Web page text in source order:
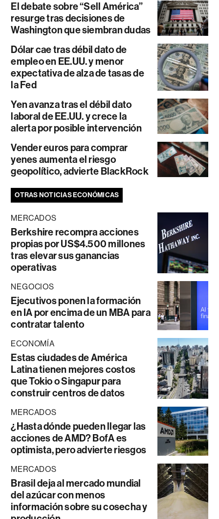
El debate sobre “Sell América”
resurge tras decisiones de
Washington que siembran dudas
Dólar cae tras débil dato de
empleo en EE.UU. y menor
expectativa de alza de tasas de
la Fed
Yen avanza tras el débil dato
laboral de EE.UU. y crece la
alerta por posible intervención
Vender euros para comprar
yenes aumenta el riesgo
geopolítico, advierte BlackRock
OTRAS NOTICIAS ECONÓMICAS
MERCADOS
Berkshire recompra acciones
propias por US$4.500 millones
tras elevar sus ganancias
operativas
NEGOCIOS
Ejecutivos ponen la formación
en IA por encima de un MBA para
contratar talento
ECONOMÍA
Estas ciudades de América
Latina tienen mejores costos
que Tokio o Singapur para
construir centros de datos
MERCADOS
¿Hasta dónde pueden llegar las
acciones de AMD? BofA es
optimista, pero advierte riesgos
MERCADOS
Brasil deja al mercado mundial
del azúcar con menos
información sobre su cosecha y